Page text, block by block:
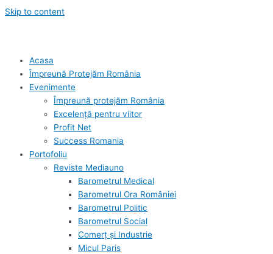
Skip to content
Acasa
Împreună Protejăm România
Evenimente
Împreună protejăm România
Excelență pentru viitor
Profit Net
Success Romania
Portofoliu
Reviste Mediauno
Barometrul Medical
Barometrul Ora României
Barometrul Politic
Barometrul Social
Comerț și Industrie
Micul Paris